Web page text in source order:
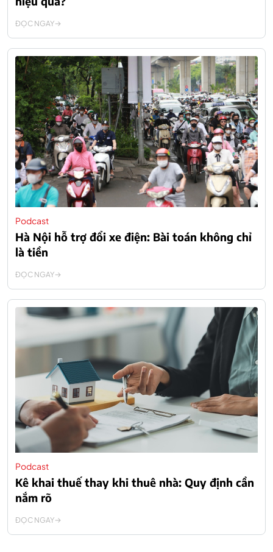
ĐỌC NGAY
Podcast
Hà Nội hỗ trợ đổi xe điện: Bài toán không chỉ
là tiền
ĐỌC NGAY
Podcast
Kê khai thuế thay khi thuê nhà: Quy định cần
nắm rõ
ĐỌC NGAY